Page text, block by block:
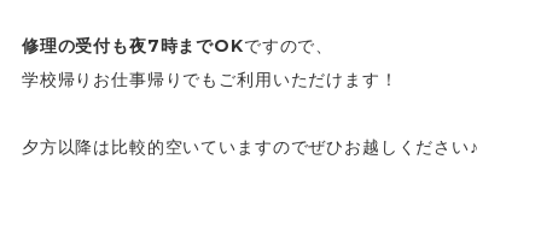
修理の受付も夜7時までOKですので、
学校帰りお仕事帰りでもご利用いただけます！
夕方以降は比較的空いていますのでぜひお越しください♪